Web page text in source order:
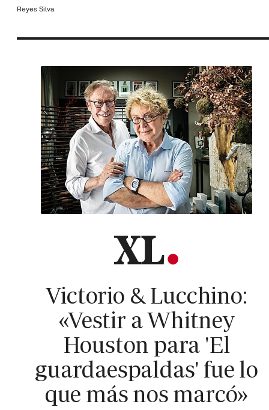
Reyes Silva
Victorio & Lucchino:
«Vestir a Whitney
Houston para 'El
guardaespaldas' fue lo
que más nos marcó»